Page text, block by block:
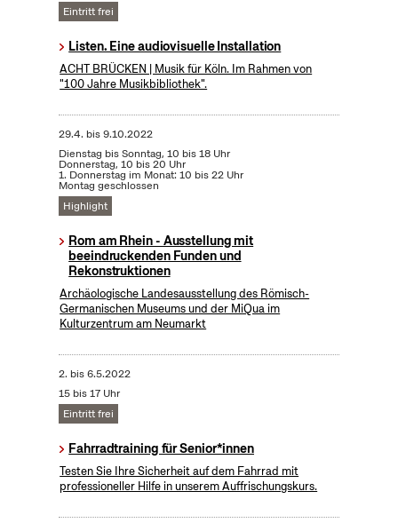
Eintritt frei
Listen. Eine audiovisuelle Installation
ACHT BRÜCKEN | Musik für Köln. Im Rahmen von
"100 Jahre Musikbibliothek".
29.4. bis9.10.2022
Dienstag bis Sonntag, 10 bis 18 Uhr
Donnerstag, 10 bis 20 Uhr
1. Donnerstag im Monat: 10 bis 22 Uhr
Montag geschlossen
Highlight
Rom am Rhein - Ausstellung mit
beeindruckenden Funden und
Rekonstruktionen
Archäologische Landesausstellung des Römisch-
Germanischen Museums und der MiQua im
Kulturzentrum am Neumarkt
2. bis6.5.2022
15 bis 17 Uhr
Eintritt frei
Fahrradtraining für Senior*innen
Testen Sie Ihre Sicherheit auf dem Fahrrad mit
professioneller Hilfe in unserem Auffrischungskurs.